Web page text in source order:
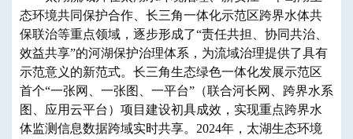
态环境共同保护合作、长三角一体化示范区跨界水体共
保联治等重点领域，逐步形成了“责任共担、协同共治、
效益共享”的河湖保护治理体系，为流域治理提供了具有
示范意义的新范式。长三角生态绿色一体化发展示范区
首个“一张网、一张图、一平台”（联合河长网、跨界水系
图、应用云平台）项目建设初具成效，实现重点跨界水
体监测信息数据跨域实时共享。2024年，太湖生态环境